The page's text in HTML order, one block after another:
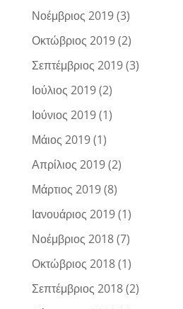
Νοέμβριος 2019(3)
Οκτώβριος 2019(2)
Σεπτέμβριος 2019(3)
Ιούλιος 2019(2)
Ιούνιος 2019(1)
Μάιος 2019(1)
Απρίλιος 2019(2)
Μάρτιος 2019(8)
Ιανουάριος 2019(1)
Νοέμβριος 2018(7)
Οκτώβριος 2018(1)
Σεπτέμβριος 2018(2)